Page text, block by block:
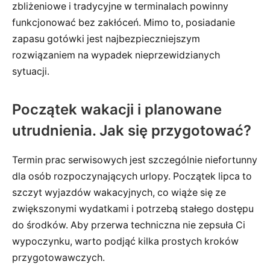
zbliżeniowe i tradycyjne w terminalach powinny
funkcjonować bez zakłóceń. Mimo to, posiadanie
zapasu gotówki jest najbezpieczniejszym
rozwiązaniem na wypadek nieprzewidzianych
sytuacji.
Początek wakacji i planowane
utrudnienia. Jak się przygotować?
Termin prac serwisowych jest szczególnie niefortunny
dla osób rozpoczynających urlopy. Początek lipca to
szczyt wyjazdów wakacyjnych, co wiąże się ze
zwiększonymi wydatkami i potrzebą stałego dostępu
do środków. Aby przerwa techniczna nie zepsuła Ci
wypoczynku, warto podjąć kilka prostych kroków
przygotowawczych.